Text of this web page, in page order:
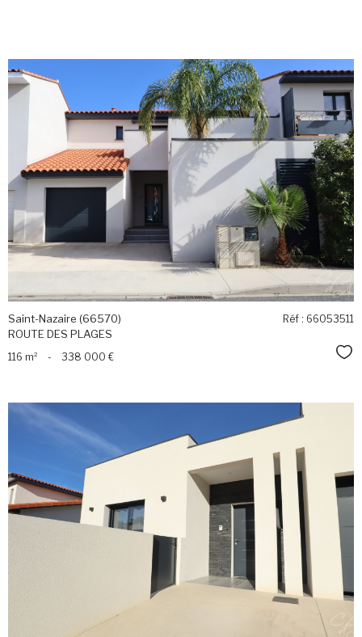
voir le
bien
Saint-Nazaire (66570)
ROUTE DES PLAGES
Réf : 66053511
116 m² - 338 000 €
bien